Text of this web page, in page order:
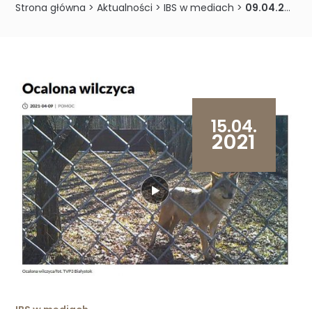
Strona główna >Aktualności >IBS w mediach > 09.04.2021 – Wilczyca z Białowieży wkrótce trafi do nowej zagrody.
15.04.
2021